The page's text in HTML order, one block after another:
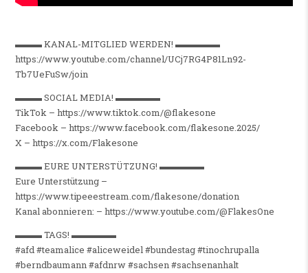
▬▬▬ KANAL-MITGLIED WERDEN! ▬▬▬▬▬
https://www.youtube.com/channel/UCj7RG4P81Ln92-
Tb7UeFuSw/join
▬▬▬ SOCIAL MEDIA! ▬▬▬▬▬
TikTok – https://www.tiktok.com/@flakesone
Facebook – https://www.facebook.com/flakesone.2025/
X – https://x.com/Flakesone
▬▬▬ EURE UNTERSTÜTZUNG! ▬▬▬▬▬
Eure Unterstützung –
https://www.tipeeestream.com/flakesone/donation
Kanal abonnieren: – https://www.youtube.com/@FlakesOne
▬▬▬ TAGS! ▬▬▬▬▬
#afd #teamalice #aliceweidel #bundestag #tinochrupalla
#berndbaumann #afdnrw #sachsen #sachsenanhalt